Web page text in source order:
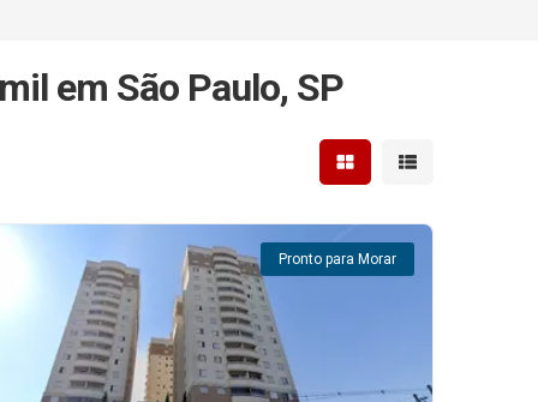
em São Paulo, SP
Mostrar resultados em
Mostrar
Pronto para Morar